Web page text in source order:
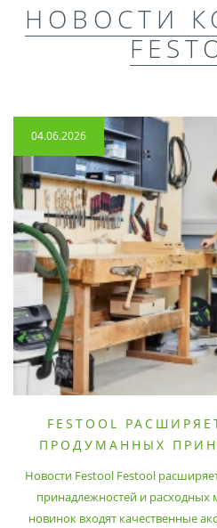
НОВОСТИ
04.06.2026
FESTOOL
ПРОДУМАННЫХ
Новости Festool Festool
принадлежностей и расходных
новинок входят качественные